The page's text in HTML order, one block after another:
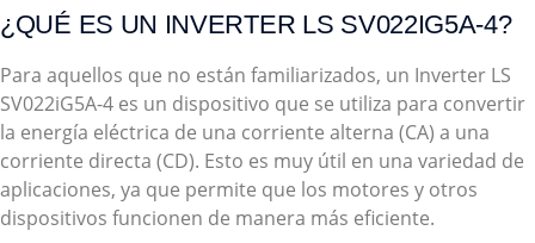
¿QUÉ ES UN INVERTER LS SV022IG5A-4?
Para aquellos que no están familiarizados, un Inverter LS
SV022iG5A-4 es un dispositivo que se utiliza para convertir
la energía eléctrica de una corriente alterna (CA) a una
corriente directa (CD). Esto es muy útil en una variedad de
aplicaciones, ya que permite que los motores y otros
dispositivos funcionen de manera más eficiente.